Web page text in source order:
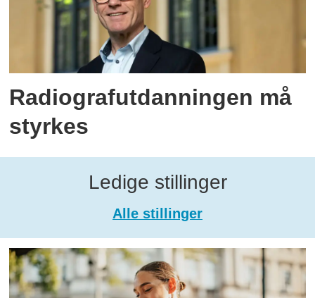
Radiografutdanningen må
styrkes
Ledige stillinger
Alle stillinger